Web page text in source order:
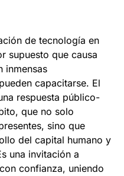
de tecnología en
supuesto que causa
inmensas
capacitarse. El
respuesta público-
que no solo
sino que
del capital humano y
una invitación a
confianza, uniendo